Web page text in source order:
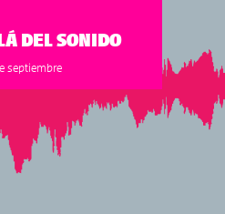
DEL SONIDO
septiembre